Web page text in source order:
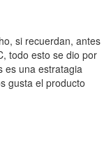
si recuerdan, antes
todo esto se dio por
es una estratagia
gusta el producto